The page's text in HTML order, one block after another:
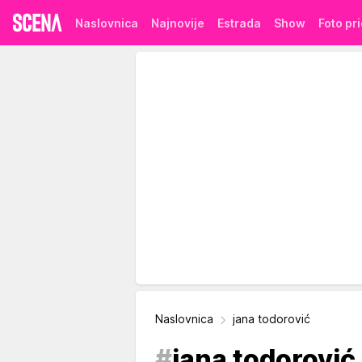
Naslovnica Najnovije Estrada Show Foto
Naslovnica jana todorović